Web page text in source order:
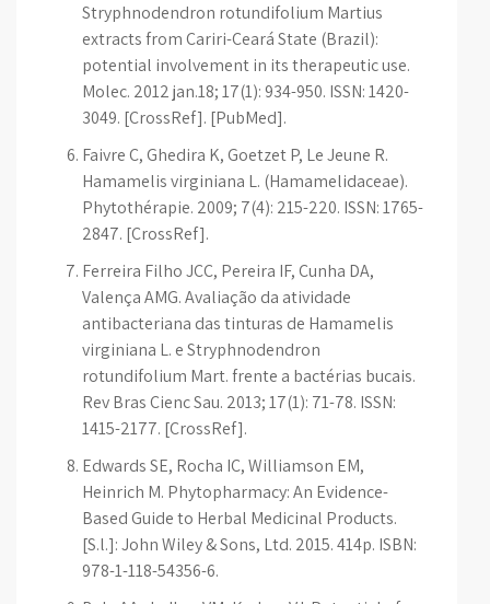
Stryphnodendron rotundifolium Martius
extracts from Cariri-Ceará State (Brazil):
potential involvement in its therapeutic use.
Molec. 2012 jan.18; 17(1): 934-950. ISSN: 1420-
3049. [CrossRef]. [PubMed].
Faivre C, Ghedira K, Goetzet P, Le Jeune R.
Hamamelis virginiana L. (Hamamelidaceae).
Phytothérapie. 2009; 7(4): 215-220. ISSN: 1765-
2847. [CrossRef].
Ferreira Filho JCC, Pereira IF, Cunha DA,
Valença AMG. Avaliação da atividade
antibacteriana das tinturas de Hamamelis
virginiana L. e Stryphnodendron
rotundifolium Mart. frente a bactérias bucais.
Rev Bras Cienc Sau. 2013; 17(1): 71-78. ISSN:
1415-2177. [CrossRef].
Edwards SE, Rocha IC, Williamson EM,
Heinrich M. Phytopharmacy: An Evidence-
Based Guide to Herbal Medicinal Products.
[S.l.]: John Wiley & Sons, Ltd. 2015. 414p. ISBN:
978-1-118-54356-6.